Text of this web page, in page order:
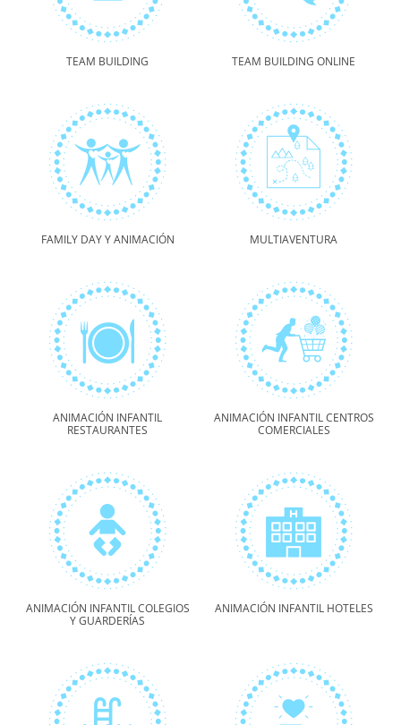
TEAM BUILDING TEAM BUILDING ONLINE
FAMILY DAY Y ANIMACIÓN MULTIAVENTURA
ANIMACIÓN INFANTIL
RESTAURANTES
ANIMACIÓN INFANTIL CENTROS
COMERCIALES
ANIMACIÓN INFANTIL COLEGIOS
Y GUARDERÍAS
ANIMACIÓN INFANTIL HOTELES